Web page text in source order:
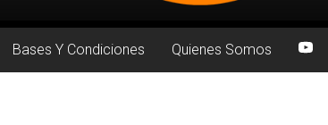
Bases Y Condiciones Quienes Somos